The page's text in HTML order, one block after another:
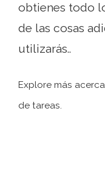
obtienes todo
de las cosas
utilizarás..
Explore más
de tareas.